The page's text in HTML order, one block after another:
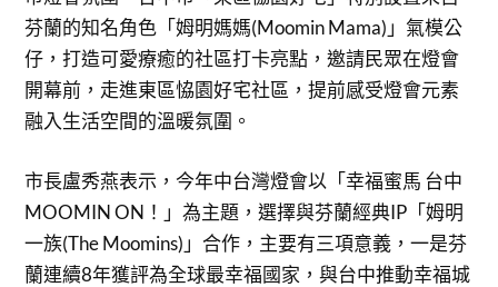
芬蘭的知名角色「姆明媽媽(Moomin Mama)」氣模公
仔，打造可愛療癒的社區打卡亮點，邀請民眾在燈會
開幕前，走進東區恊園好宅社區，提前感受燈會元素
融入生活空間的溫暖氛圍。
市長盧秀燕表示，今年中台灣燈會以「幸福蜜馬 台中
MOOMIN ON！」為主題，選擇與芬蘭經典IP「姆明
一族(The Moomins)」合作，主要有三項意義，一是芬
蘭連續8年獲評為全球最幸福國家，與台中推動幸福城